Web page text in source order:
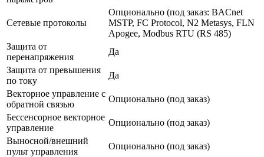
Сетевые протоколы
Опционально (под заказ: BACnet
MSTP, FC Protocol, N2 Metasys, FLN
Apogee, Modbus RTU (RS 485)
Защита от
перенапряжения
Да
Защита от превышения
по току
Да
Векторное управление с
обратной связью
Опционально (под заказ)
Бессенсорное векторное
управление
Опционально (под заказ)
Выносной/внешний
пульт управления
Опционально (под заказ)